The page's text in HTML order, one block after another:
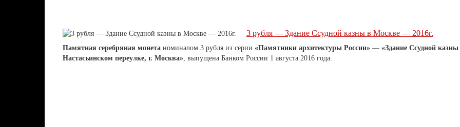
3 рубля — Здание Ссудной казны в Москве — 2016г.
Памятная серебряная монета номиналом 3 рубля из серии «Памятники архитектуры России» — «Здание Ссудной казны
Настасьинском переулке, г. Москва», выпущена Банком России 1 августа 2016 года.